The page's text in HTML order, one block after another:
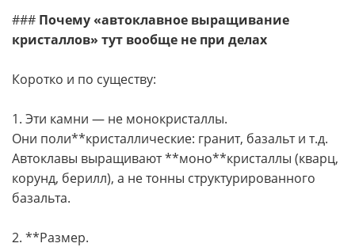
### Почему «автоклавное выращивание
кристаллов» тут вообще не при делах
Коротко и по существу:
1. Эти камни — не монокристаллы.
Они поли**кристаллические: гранит, базальт и т.д.
Автоклавы выращивают **моно**кристаллы (кварц,
корунд, берилл), а не тонны структурированного
базальта.
2. **Размер.